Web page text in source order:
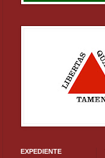
EXPEDIENTE